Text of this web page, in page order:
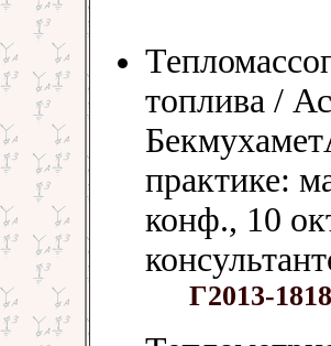
топлива /
практике:
конф., 10
Г2013-1818